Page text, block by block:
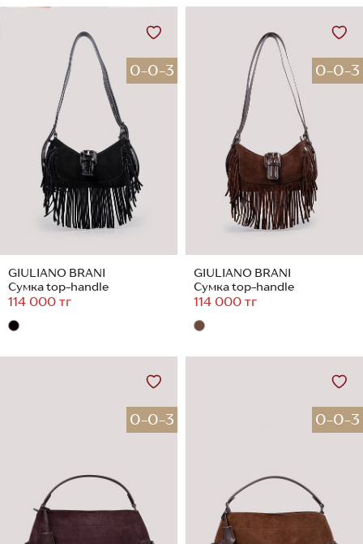
0-0-3
GIULIANO BRANI
Сумка top-handle
114 000 тг
0-0-3
GIULIANO BRANI
Сумка top-handle
114 000 тг
0-0-3 0-0-3